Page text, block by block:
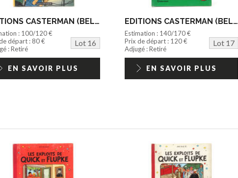
EDITIONS CASTERMAN (BELGIQUE) (1)
: 100/120 €
départ : 80 €
Lot 16
: Retiré
EN SAVOIR PLUS
EDITIONS CASTERMAN (BELGIQUE) (1)
Estimation : 140/170 €
Prix de départ : 120 €
Lot 17
Adjugé : Retiré
EN SAVOIR PLUS